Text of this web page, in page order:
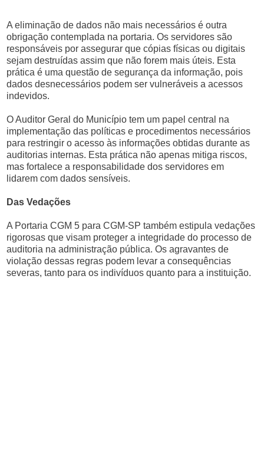
A eliminação de dados não mais necessários é outra
obrigação contemplada na portaria. Os servidores são
responsáveis por assegurar que cópias físicas ou digitais
sejam destruídas assim que não forem mais úteis. Esta
prática é uma questão de segurança da informação, pois
dados desnecessários podem ser vulneráveis a acessos
indevidos.
O Auditor Geral do Município tem um papel central na
implementação das políticas e procedimentos necessários
para restringir o acesso às informações obtidas durante as
auditorias internas. Esta prática não apenas mitiga riscos,
mas fortalece a responsabilidade dos servidores em
lidarem com dados sensíveis.
Das Vedações
A Portaria CGM 5 para CGM-SP também estipula vedações
rigorosas que visam proteger a integridade do processo de
auditoria na administração pública. Os agravantes de
violação dessas regras podem levar a consequências
severas, tanto para os indivíduos quanto para a instituição.